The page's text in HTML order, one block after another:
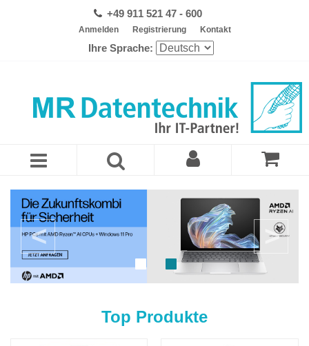
+49 911 521 47 - 600
Anmelden Registrierung Kontakt
Ihre Sprache:
Top Produkte